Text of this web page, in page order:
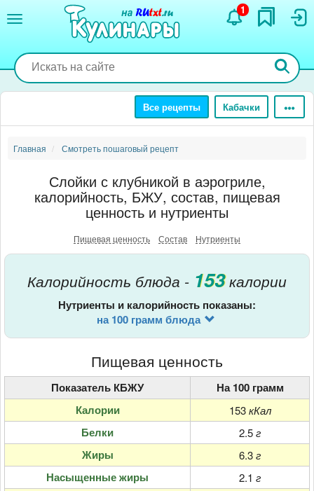
содержанию
1
Все рецепты Кабачки
Главная Смотреть пошаговый рецепт
Слойки с клубникой в аэрогриле,
калорийность, БЖУ, состав, пищевая
ценность и нутриенты
Пищевая ценность Состав Нутриенты
Калорийность блюда - 153 калории
Нутриенты и калорийность показаны:
на 100 грамм блюда
Пищевая ценность
Показатель КБЖУ
На 100 грамм
Калории
153 кКал
Белки 2.5г
Жиры 6.3г
Насыщенные жиры 2.1 г